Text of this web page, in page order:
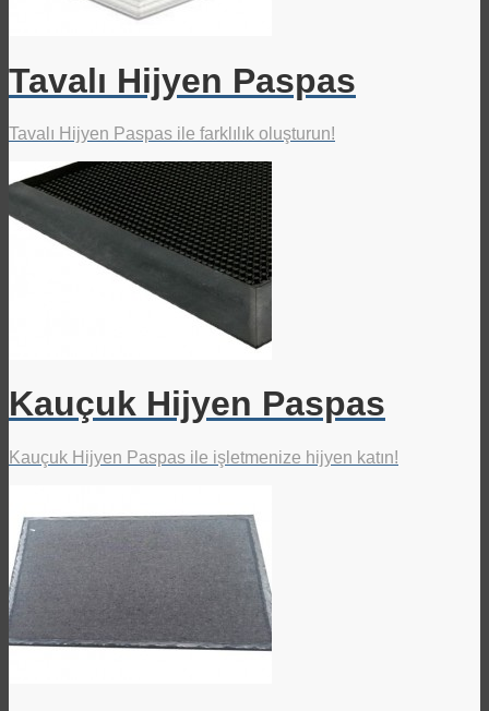
Tavalı Hijyen Paspas
Tavalı Hijyen Paspas ile farklılık oluşturun!
Kauçuk Hijyen Paspas
Kauçuk Hijyen Paspas ile işletmenize hijyen katın!